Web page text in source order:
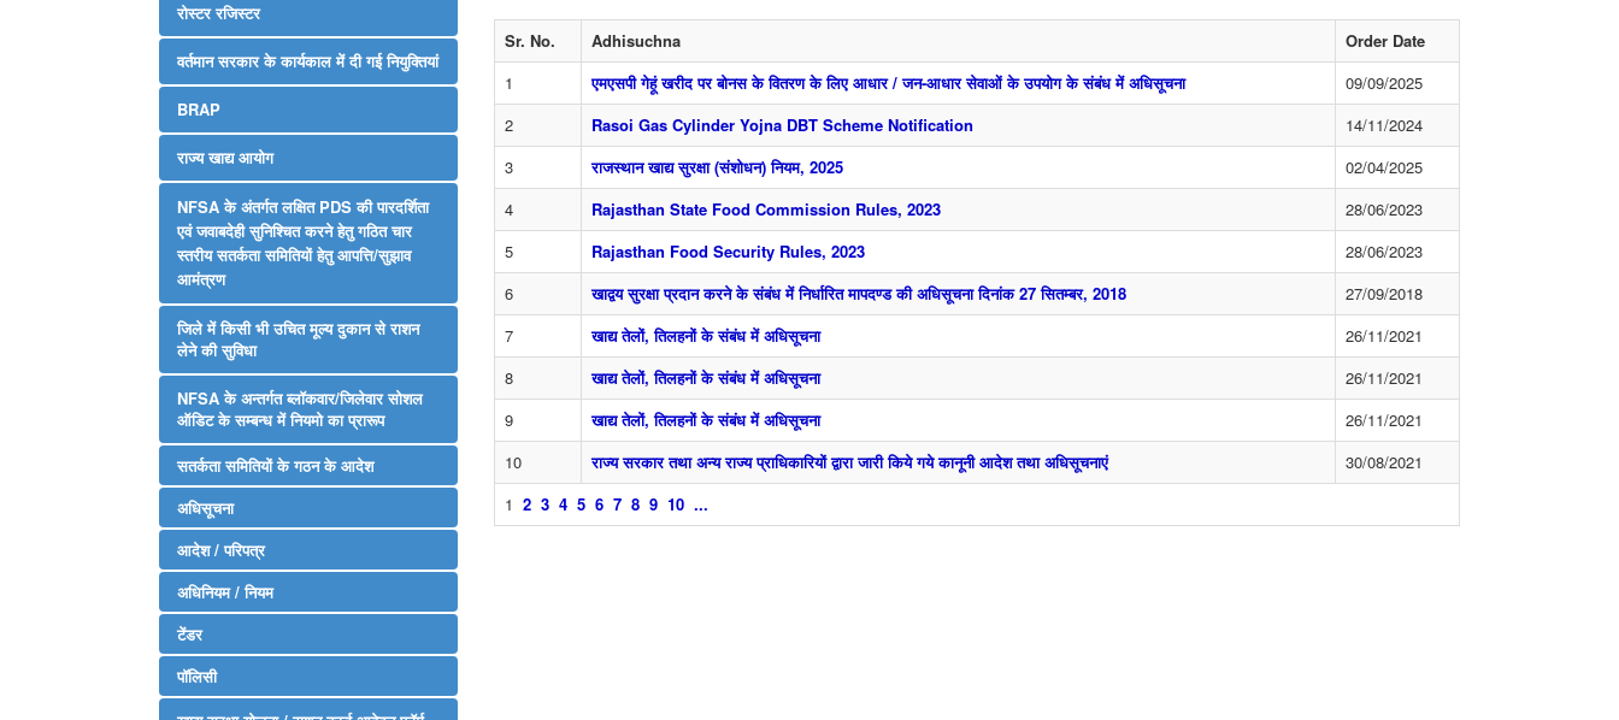
रोस्‍टर रजिस्‍टर
वर्तमान सरकार के कार्यकाल में दी गई नियुक्तियां
BRAP
राज्य खाद्य आयोग
NFSA के अंतर्गत लक्षित PDS की पारदर्शिता
एवं जवाबदेही सुनिश्चित करने हेतु गठित चार
स्तरीय सतर्कता समितियों हेतु आपत्ति/सुझाव
आमंत्रण
जिले में किसी भी उचित मूल्य दुकान से राशन
लेने की सुविधा
NFSA के अन्तर्गत ब्लॉकवार/जिलेवार सोशल
ऑडिट के सम्बन्ध में नियमो का प्रारूप
सतर्कता समितियों के गठन के आदेश
अधिसूचना
आदेश / परिपत्र
अधिनियम / नियम
टेंडर
पॉलिसी
Sr. No. Adhisuchna
Order Date
1
एमएसपी गेहूं खरीद पर बोनस के वितरण के लिए आधार / जन-आधार सेवाओं के उपयोग के संबंध में अधिसूचना
09/09/2025
2
Rasoi Gas Cylinder Yojna DBT Scheme Notification
14/11/2024
3
राजस्थान खाद्य सुरक्षा (संशोधन) नियम, 2025
02/04/2025
4
Rajasthan State Food Commission Rules, 2023
28/06/2023
5
Rajasthan Food Security Rules, 2023
28/06/2023
6
खाद्वय सुरक्षा प्रदान करने के संबंध में निर्धारित मापदण्‍ड की अधिसूचना दिनांक 27 सितम्‍बर, 2018
27/09/2018
7
खाद्य तेलों, तिलहनों के संबंध में अधिसूचना
26/11/2021
8
खाद्य तेलों, तिलहनों के संबंध में अधिसूचना
26/11/2021
9
खाद्य तेलों, तिलहनों के संबंध में अधिसूचना
26/11/2021
10
राज्‍य सरकार तथा अन्‍य राज्‍य प्राधिकारियों द्वारा जारी किये गये कानूनी आदेश तथा अधिसूचनाएं
30/08/2021
1 2 3 4 5 6 7 8 9 10 ...